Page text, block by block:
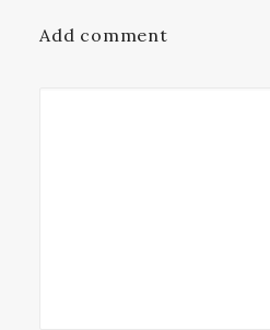
Add comment